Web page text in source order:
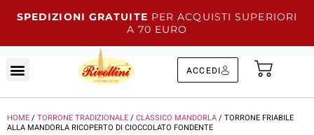
SPEDIZIONI GRATUITE PER ACQUISTI SUPERIORI
A 70 EURO
ACCEDI
HOME/ TORRONE TRADIZIONALE/ CLASSICO MANDORLA/ TORRONE FRIABILE
ALLA MANDORLA RICOPERTO DI CIOCCOLATO FONDENTE